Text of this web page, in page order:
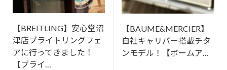
【BREITLING】安心堂沼
津店ブライトリングフェ
アに行ってきました！
【ブライ…
【BAUME&MERCIER】
自社キャリバー搭載チタ
ンモデル！【ボームア…